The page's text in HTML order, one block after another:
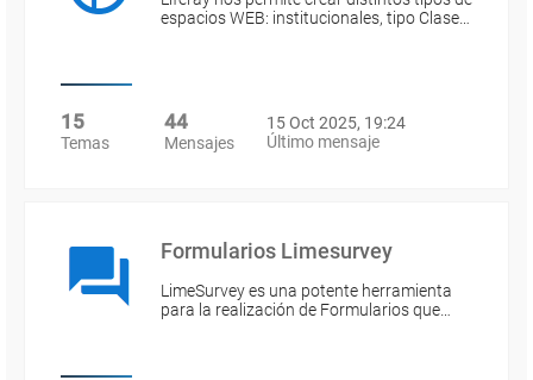
espacios WEB: institucionales, tipo Clase…
15
Temas
44
Mensajes
15 Oct 2025, 19:24
Último mensaje
Formularios Limesurvey
LimeSurvey es una potente herramienta
para la realización de Formularios que…